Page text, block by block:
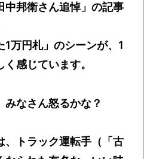
中邦衛さん追悼」の記事
万円札」のシーンが、1
感じています。
みなさん怒るかな？
、トラック運転手（「古